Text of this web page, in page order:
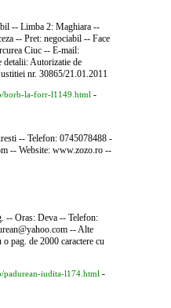
-- Limba 2: Maghiara --
-- Pret: negociabil -- Face
Ciuc -- E-mail:
detalii: Autorizatie de
nr. 30865/21.01.2011
borb-la-forr-l1149.html-
-- Telefon: 0745078488 -
-- Website: www.zozo.ro --
-- Oras: Deva -- Telefon:
-- Alte
pag. de 2000 caractere cu
padurean-iudita-l174.html-